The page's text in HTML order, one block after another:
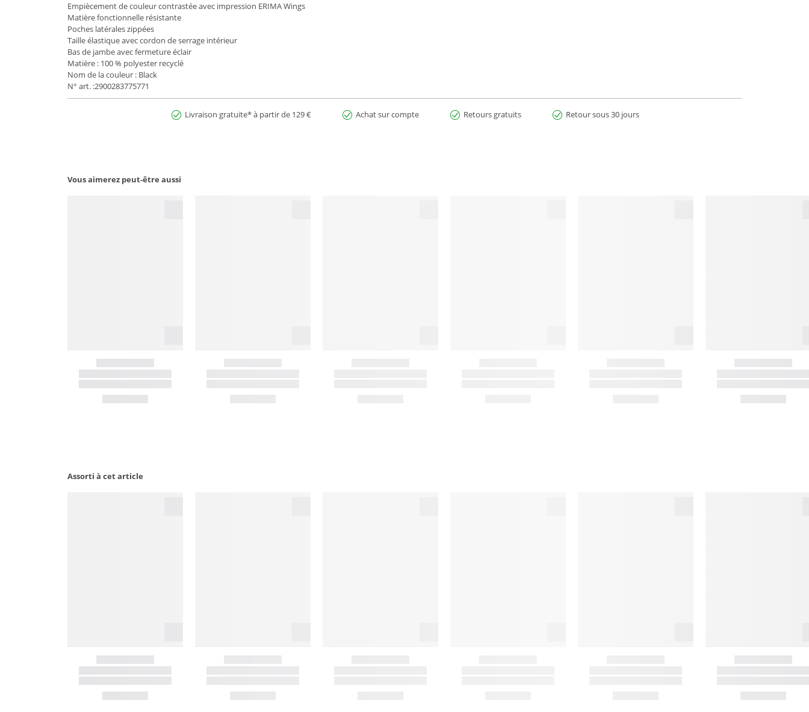
Empiècement de couleur contrastée avec impression ERIMA Wings
Matière fonctionnelle résistante
Poches latérales zippées
Taille élastique avec cordon de serrage intérieur
Bas de jambe avec fermeture éclair
Matière : 100 % polyester recyclé
Nom de la couleur : Black
N° art. :2900283775771
Livraison gratuite* à partir de 129 € Achat sur compte Retours gratuits Retour sous 30 jours
Vous aimerez peut-être aussi
Assorti à cet article